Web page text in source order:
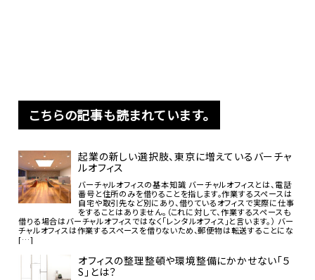
こちらの記事も読まれています。
起業の新しい選択肢、東京に増えているバーチャ
ルオフィス
バーチャルオフィスの基本知識 バーチャルオフィスとは、電話
番号と住所のみを借りることを指します。作業するスペースは
自宅や取引先など別にあり、借りているオフィスで実際に仕事
をすることはありません。（これに対して、作業するスペースも
借りる場合はバーチャルオフィスではなく「レンタルオフィス」と言います。） バー
チャルオフィスは作業するスペースを借りないため、郵便物は転送することにな
[…]
オフィスの整理整頓や環境整備にかかせない「５
S」とは？